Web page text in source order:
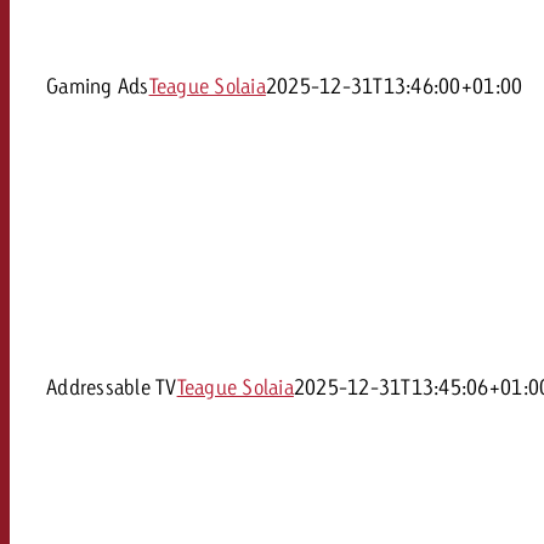
Gaming AdsTeague Solaia2025-12-31T13:46:00+01:00
Addressable TVTeague Solaia2025-12-